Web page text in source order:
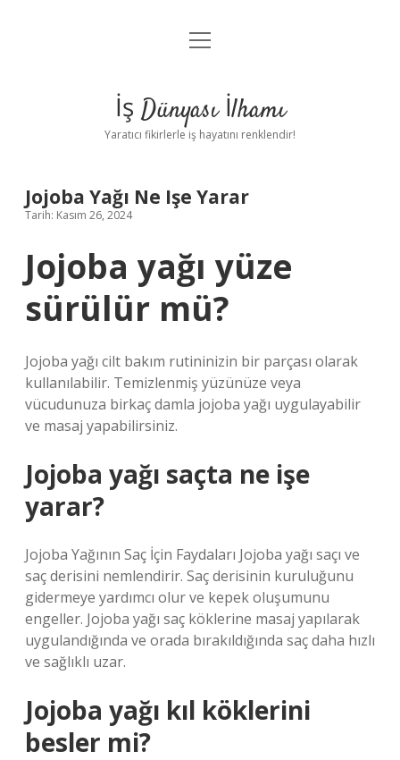
Anasayfa
Yasal Uyarı
menüyü
İş Dünyası İlhamı
Yaratıcı fikirlerle iş hayatını renklendir!
Jojoba Yağı Ne Işe Yarar
Tarih: Kasım 26, 2024
Jojoba yağı yüze
sürülür mü?
Jojoba yağı cilt bakım rutininizin bir parçası olarak
kullanılabilir. Temizlenmiş yüzünüze veya
vücudunuza birkaç damla jojoba yağı uygulayabilir
ve masaj yapabilirsiniz.
Jojoba yağı saçta ne işe
yarar?
Jojoba Yağının Saç İçin Faydaları Jojoba yağı saçı ve
saç derisini nemlendirir. Saç derisinin kuruluğunu
gidermeye yardımcı olur ve kepek oluşumunu
engeller. Jojoba yağı saç köklerine masaj yapılarak
uygulandığında ve orada bırakıldığında saç daha hızlı
ve sağlıklı uzar.
Jojoba yağı kıl köklerini
besler mi?